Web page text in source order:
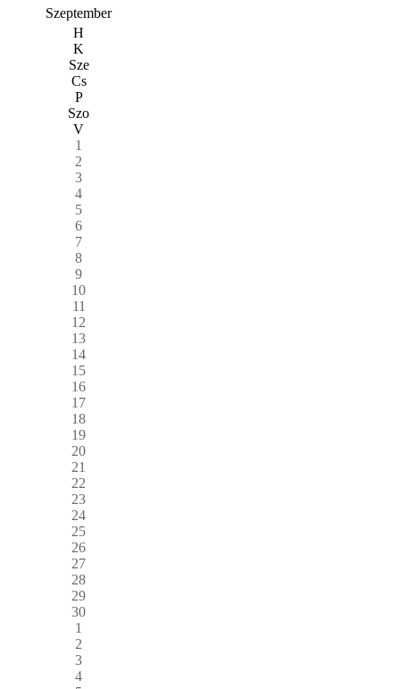
Szeptember
H
K
Sze
Cs
P
Szo
V
1
2
3
4
5
6
7
8
9
10
11
12
13
14
15
16
17
18
19
20
21
22
23
24
25
26
27
28
29
30
1
2
3
4